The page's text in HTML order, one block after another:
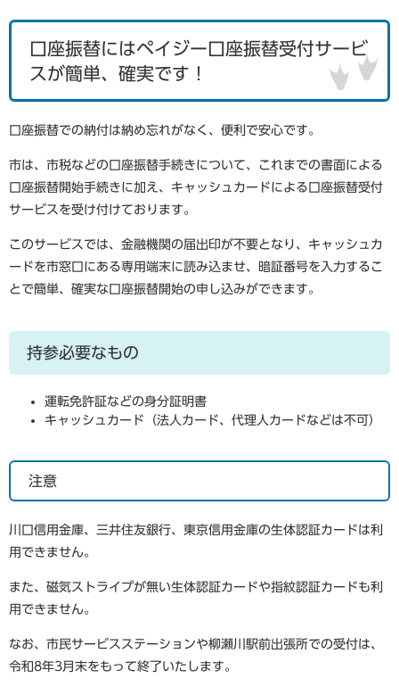
口座振替にはペイジー口座振替受付サービ
スが簡単、確実です！
口座振替での納付は納め忘れがなく、便利で安心です。
市は、市税などの口座振替手続きについて、これまでの書面による
口座振替開始手続きに加え、キャッシュカードによる口座振替受付
サービスを受け付けております。
このサービスでは、金融機関の届出印が不要となり、キャッシュカ
ードを市窓口にある専用端末に読み込ませ、暗証番号を入力するこ
とで簡単、確実な口座振替開始の申し込みができます。
持参必要なもの
運転免許証などの身分証明書
キャッシュカード（法人カード、代理人カードなどは不可）
注意
川口信用金庫、三井住友銀行、東京信用金庫の生体認証カードは利
用できません。
また、 磁気ストライプが無い生体認証カードや指紋認証カードも利
用できません。
なお、市民サービスステーションや柳瀬川駅前出張所での受付は、
令和8年3月末をもって終了いたします。